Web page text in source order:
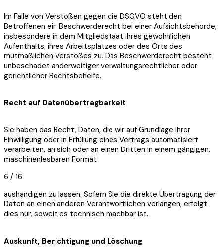
Im Falle von Verstößen gegen die DSGVO steht den
Betroffenen ein Beschwerderecht bei einer Aufsichtsbehörde,
insbesondere in dem Mitgliedstaat ihres gewöhnlichen
Aufenthalts, ihres Arbeitsplatzes oder des Orts des
mutmaßlichen Verstoßes zu. Das Beschwerderecht besteht
unbeschadet anderweitiger verwaltungsrechtlicher oder
gerichtlicher Rechtsbehelfe.
Recht auf Datenübertragbarkeit
Sie haben das Recht, Daten, die wir auf Grundlage Ihrer
Einwilligung oder in Erfüllung eines Vertrags automatisiert
verarbeiten, an sich oder an einen Dritten in einem gängigen,
maschinenlesbaren Format
6 / 16
aushändigen zu lassen. Sofern Sie die direkte Übertragung der
Daten an einen anderen Verantwortlichen verlangen, erfolgt
dies nur, soweit es technisch machbar ist.
Auskunft, Berichtigung und Löschung